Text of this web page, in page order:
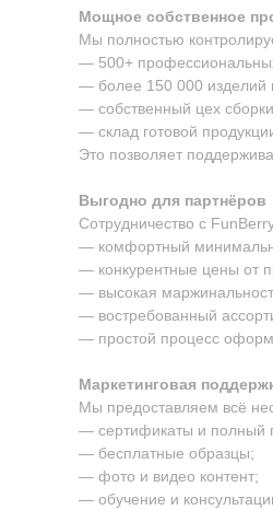
Мощное собственное
Мы полностью
— 500+
— более 150 000 изделий
— собственный цех
— склад готовой
Это позволяет
Выгодно для партнёров
Сотрудничество с
— комфортный
— конкурентные цены от
— высокая
— востребованный
— простой процесс
Маркетинговая
Мы предоставляем всё
— сертификаты и полный
— бесплатные образцы;
— фото и видео контент;
— обучение и